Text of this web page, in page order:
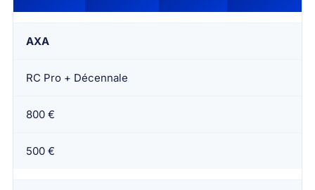
AXA
RC Pro + Décennale
800 €
500 €